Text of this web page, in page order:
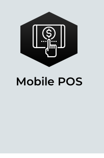
Mobile POS